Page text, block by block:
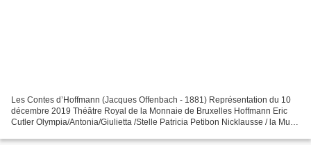
Les Contes d’Hoffmann (Jacques Offenbach - 1881) Représentation du 10
décembre 2019 Théâtre Royal de la Monnaie de Bruxelles Hoffmann Eric
Cutler Olympia/Antonia/Giulietta /Stelle Patricia Petibon Nicklausse / la Muse